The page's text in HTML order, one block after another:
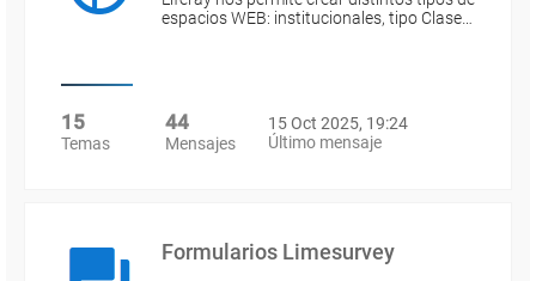
espacios WEB: institucionales, tipo Clase…
15
Temas
44
Mensajes
15 Oct 2025, 19:24
Último mensaje
Formularios Limesurvey